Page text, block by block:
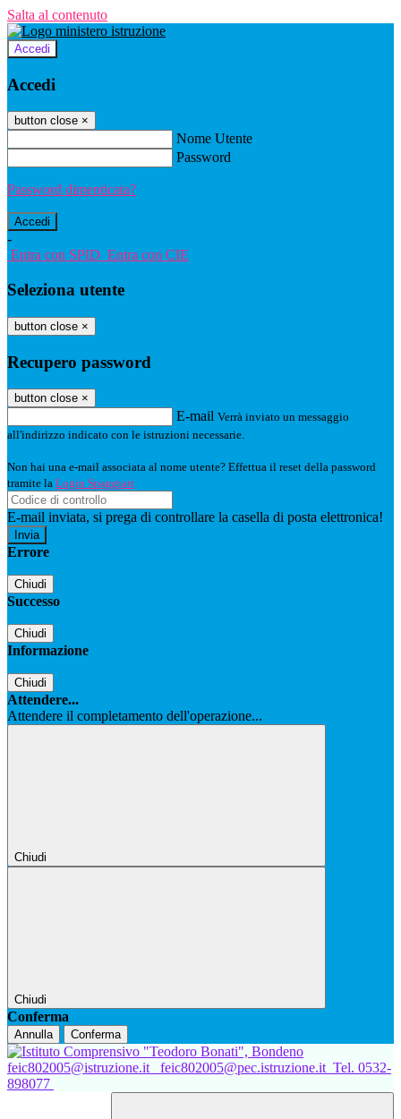
Salta al contenuto
Accedi
Accedi
button close ×
Nome Utente
Password
Password dimenticata?
-
Entra con SPID Entra con CIE
Seleziona utente
button close ×
Recupero password
button close ×
E-mail Verrà inviato un messaggio
all'indirizzo indicato con le istruzioni necessarie.
Non hai una e-mail associata al nome utente? Effettua il reset della password
tramite la Login Spaggiari
E-mail inviata, si prega di controllare la casella di posta elettronica!
Errore
Chiudi
Successo
Chiudi
Informazione
Chiudi
Attendere...
Attendere il completamento dell'operazione...
Chiudi
Chiudi
Conferma
Annulla Conferma
feic802005@istruzione.it feic802005@pec.istruzione.it Tel. 0532-
898077